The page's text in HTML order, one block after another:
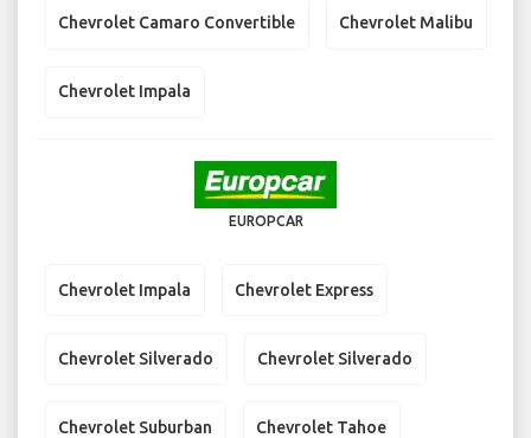
Chevrolet Camaro Convertible Chevrolet Malibu
Chevrolet Impala
EUROPCAR
Chevrolet Impala Chevrolet Express
Chevrolet Silverado Chevrolet Silverado
Chevrolet Suburban Chevrolet Tahoe